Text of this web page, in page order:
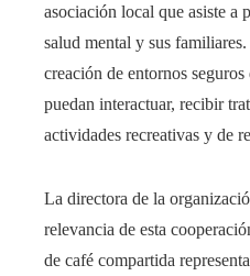
asociación local que asiste a
salud mental y sus
creación de entornos
puedan interactuar, recibir
actividades recreativas y de
La directora de la
relevancia de esta
de café compartida